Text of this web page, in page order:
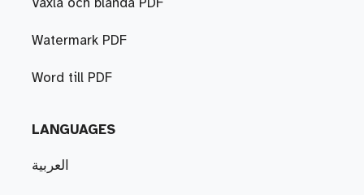
Växla och blanda PDF
Watermark PDF
Word till PDF
LANGUAGES
العربية